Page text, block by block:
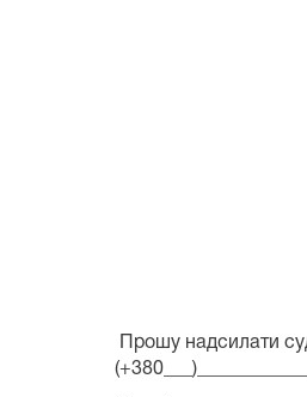
на отримання
за
Прошу надсилати
(+380___)____________